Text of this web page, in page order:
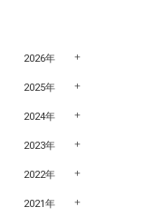
2026年
2025年
2024年
2023年
2022年
2021年